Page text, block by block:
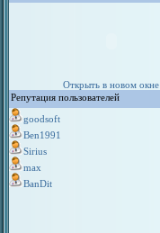
Открыть в новом окне
Репутация пользователей
goodsoft
Ben1991
Sirius
max
BanDit